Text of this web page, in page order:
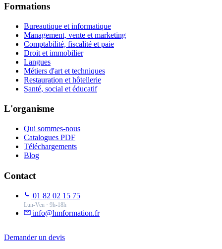
Formations
Bureautique et informatique
Management, vente et marketing
Comptabilité, fiscalité et paie
Droit et immobilier
Langues
Métiers d'art et techniques
Restauration et hôtellerie
Santé, social et éducatif
L'organisme
Qui sommes-nous
Catalogues PDF
Téléchargements
Blog
Contact
01 82 02 15 75
Lun-Ven · 9h-18h
info@hmformation.fr
Demander un devis